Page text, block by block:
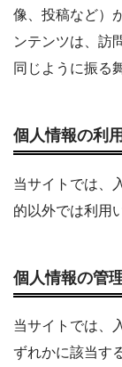
像、投稿など）
ンテンツは、訪
同じように振る
個人情報の利
当サイトでは、
的以外では利用
個人情報の管
当サイトでは、
ずれかに該当す